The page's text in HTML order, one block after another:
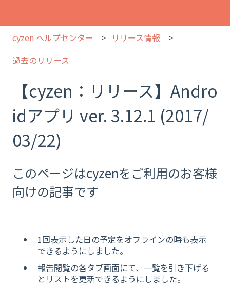
cyzen ヘルプセンター
リリース情報
過去のリリース
【cyzen：リリース】Andro
idアプリ ver. 3.12.1 (2017/
03/22)
このページはcyzenをご利用のお客様
向けの記事です
1回表示した日の予定をオフラインの時も表示
できるようにしました。
報告閲覧の各タブ画面にて、一覧を引き下げる
とリストを更新できるようにしました。